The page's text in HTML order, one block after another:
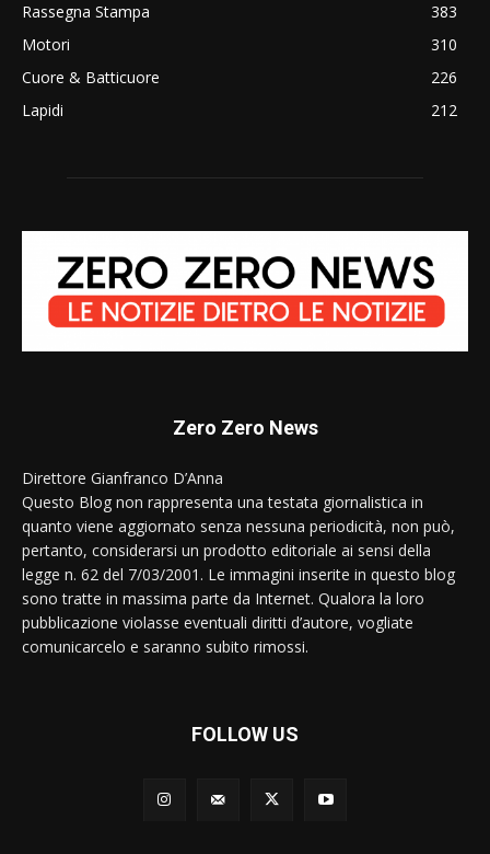
Rassegna Stampa
383
Motori
310
Cuore & Batticuore
226
Lapidi
212
Zero Zero News
Direttore Gianfranco D’Anna
Questo Blog non rappresenta una testata giornalistica in
quanto viene aggiornato senza nessuna periodicità, non può,
pertanto, considerarsi un prodotto editoriale ai sensi della
legge n. 62 del 7/03/2001. Le immagini inserite in questo blog
sono tratte in massima parte da Internet. Qualora la loro
pubblicazione violasse eventuali diritti d’autore, vogliate
comunicarcelo e saranno subito rimossi.
FOLLOW US